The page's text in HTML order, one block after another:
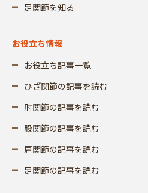
足関節を知る
お役立ち情報
お役立ち記事一覧
ひざ関節の記事を読む
肘関節の記事を読む
股関節の記事を読む
肩関節の記事を読む
足関節の記事を読む